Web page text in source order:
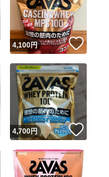
Yahoo!フリマの基準をクリア
このユーザーはYahoo!フリマ
このユーザーは他フリマサー
示であり、発送を保証している
この商品の情報をコピ
載は禁止されています
つき1回です
出品ページへ
キャンセル
いいね！
4,100円 いい
いいね！
4,700円